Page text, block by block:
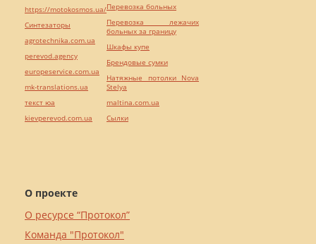
О проекте
О ресурсе “Протокол”
Команда "Протокол"
https://motokosmos.ua/
Синтезаторы
agrotechnika.com.ua
perevod.agency
europeservice.com.ua
mk-translations.ua
текст юа
kievperevod.com.ua
Перевозка больных
Перевозка лежачих
больных за границу
Шкафы купе
Брендовые сумки
Натяжные потолки Nova
Stelya
maltina.com.ua
Cылки